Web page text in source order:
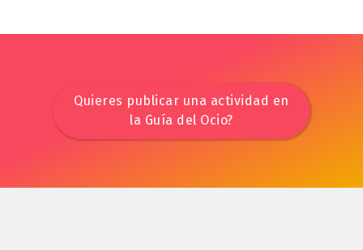
Quieres publicar una actividad en
la Guía del Ocio?